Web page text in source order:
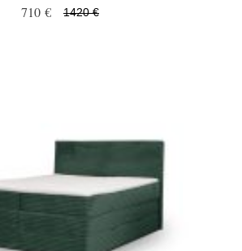
710 € 1420 €